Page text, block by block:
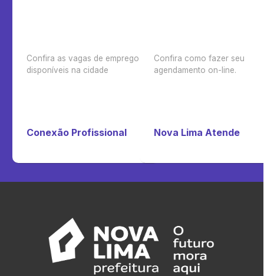
Confira as vagas de emprego
disponíveis na cidade
Conexão Profissional
Confira como fazer seu
agendamento on-line.
Nova Lima Atende